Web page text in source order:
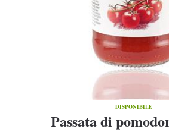
DISPONIBILE
Passata di